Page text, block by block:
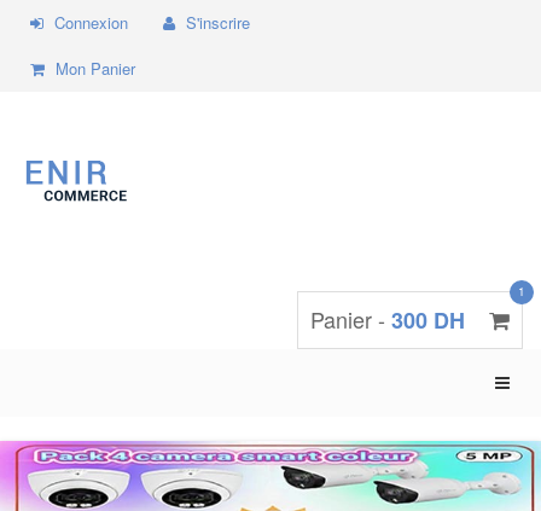
Connexion
S'inscrire
Mon Panier
Panier - 300 DH
1
Toggle